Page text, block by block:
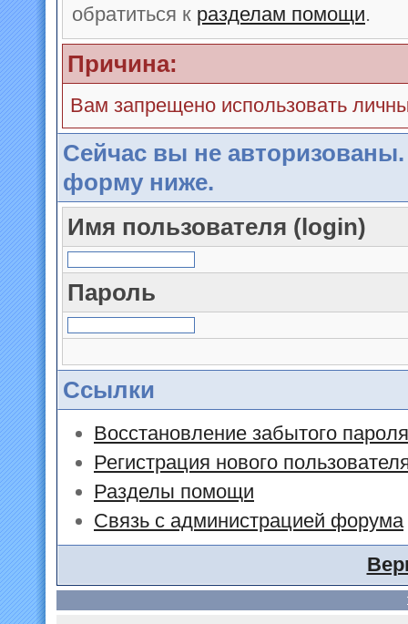
обратиться к разделам помощи.
Причина:
Вам запрещено использовать
Сейчас вы не
форму ниже.
Имя пользователя (login)
Пароль
Ссылки
Восстановление забытого пароля
Регистрация нового
Разделы помощи
Связь с администрацией форума